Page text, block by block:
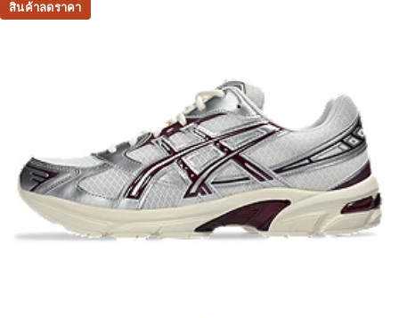
สินค้าลดราคา